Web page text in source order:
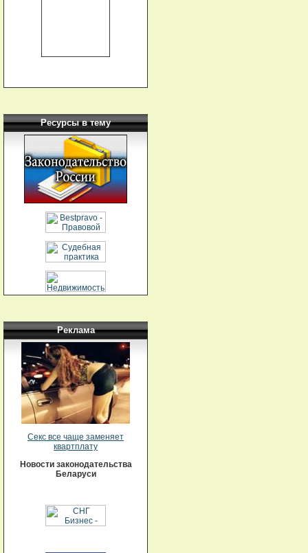
Ресурсы в тему
Реклама
Секс все чаще заменяет
квартплату
Новости законодательства
Беларуси